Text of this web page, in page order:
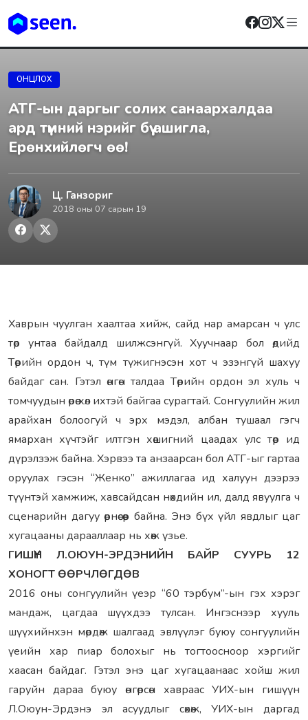
ОНЦЛОХ
АТГ-ын даргыг солих санаархалдаа
ард түмний нэрийг бүү ашигла,
Ерөнхийлөгч өө!
Ц. Ганзориг
2018 оны 07 сарын 19
Хаврын чуулган хаалтаа хийж, сайд нар амарсан ч улс
төр унтаа байдалд шилжсэнгүй. Хуучнаар бол өдийд
Төрийн ордон ч, түм түжигнэсэн хот ч эзэнгүй шахуу
байдаг сан. Гэтэл өнгөн талдаа Төрийн ордон эл хуль ч
томчуудын өрөө хөл ихтэй байгаа сурагтай. Сонгуулийн жил
арайхан болоогуй ч эрх мэдэл, албан тушаал гэгч
ямархан хүчтэйг илтгэн хөшигний цаадах улс төр ид
дүрэлзэж байна. Хэрвээ та анзаарсан бол АТГ-ыг гартаа
оруулах гэсэн “Женко” ажиллагаа ид халуун дээрээ
түүнтэй хамжиж, хавсайдсан нөхдийн ил, далд явуулга ч
сценарийн дагуу өрнөсөөр байна. Энэ бүх үйл явдлыг цаг
хугацааны дарааллаар нь хөөж үзье.
ГИШҮҮН Л.ОЮУН-ЭРДЭНИЙН БАЙР СУУРЬ 12
ХОНОГТ ӨӨРЧЛӨГДӨВ
2016 оны сонгуулийн үеэр “60 тэрбум”-ын гэх хэрэг
мандаж, цагдаа шүүхдээ тулсан. Ингэснээр хууль
шүүхийнхэн мөрдөж шалгаад эвлүүлэг буюу сонгуулийн
үеийн хар пиар болохыг нь тогтоосноор хэргийг
хаасан байдаг. Гэтэл энэ цаг хугацаанаас хойш жил
гаруйн дараа буюу өнгөрсөн хавраас УИХ-ын гишүүн
Л.Оюун-Эрдэнэ эл асуудлыг сөхөж, УИХ-ын даргад